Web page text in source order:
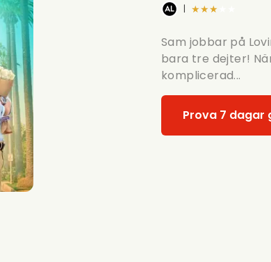
| ★★★★★
Sam jobbar på
bara tre dejter!
komplicerad...
Prova 7 dagar